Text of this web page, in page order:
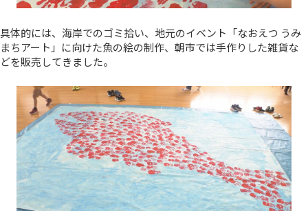
具体的には、海岸でのゴミ拾い、地元のイベント「なおえつ うみ
まちアート」に向けた魚の絵の制作、朝市では手作りした雑貨な
どを販売してきました。